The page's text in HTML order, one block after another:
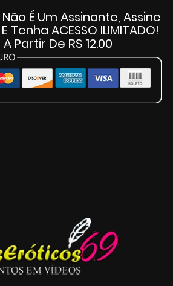
É Um Assinante, Assine
ACESSO ILIMITADO!
Partir De R$ 12.00